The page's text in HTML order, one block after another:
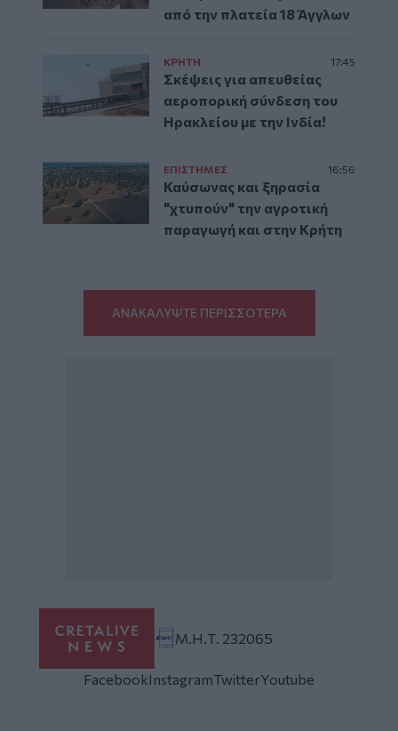
από την πλατεία 18 Άγγλων
ΚΡΗΤΗ 17:45
Σκέψεις για απευθείας
αεροπορική σύνδεση του
Ηρακλείου με την Ινδία!
ΕΠΙΣΤΗΜΕΣ 16:56
Καύσωνας και ξηρασία
"χτυπούν" την αγροτική
παραγωγή και στην Κρήτη
ΑΝΑΚΑΛΥΨΤΕ ΠΕΡΙΣΣΟΤΕΡΑ
Μ.Η.Τ. 232065
FacebookInstagramTwitterYoutube